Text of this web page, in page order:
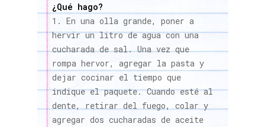
¿Qué hago?
En una olla grande, poner a
hervir un litro de agua con una
cucharada de sal. Una vez que
rompa hervor, agregar la pasta y
dejar cocinar el tiempo que
indique el paquete. Cuando esté al
dente, retirar del fuego, colar y
agregar dos cucharadas de aceite